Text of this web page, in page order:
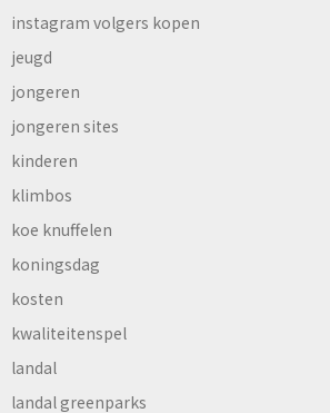
instagram volgers kopen
jeugd
jongeren
jongeren sites
kinderen
klimbos
koe knuffelen
koningsdag
kosten
kwaliteitenspel
landal
landal greenparks